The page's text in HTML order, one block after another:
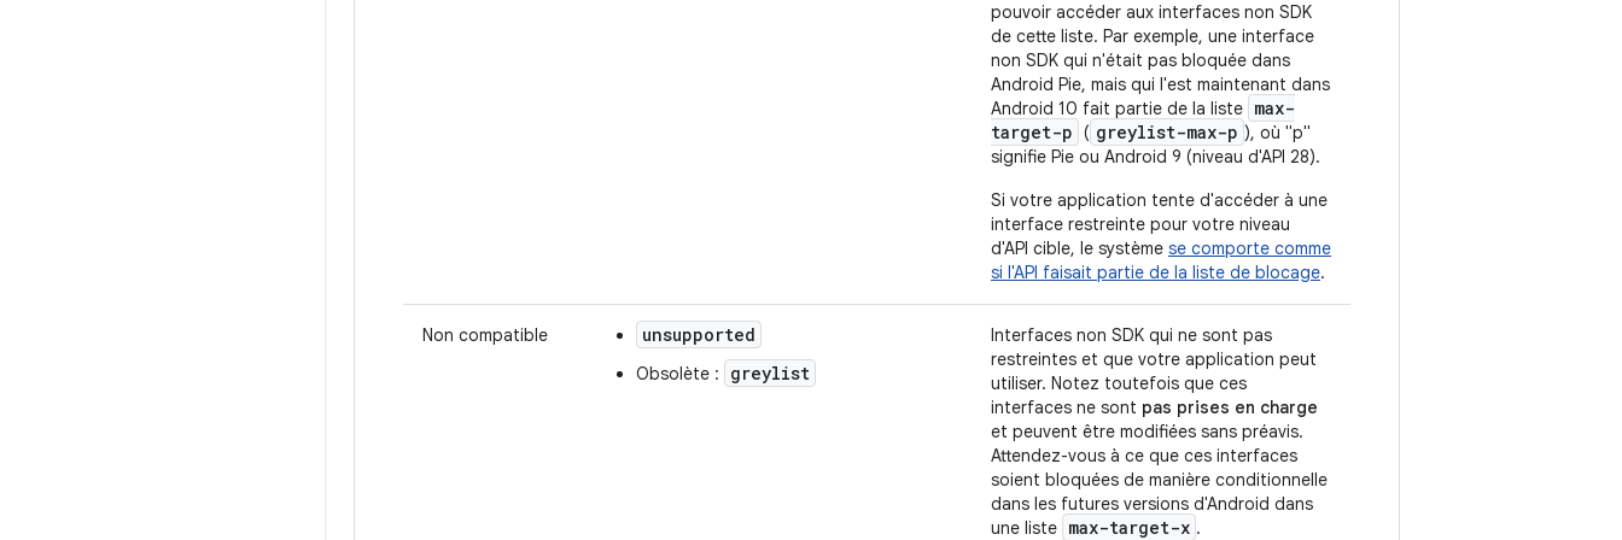
pouvoir accéder aux interfaces non SDK
de cette liste. Par exemple, une interface
non SDK qui n'était pas bloquée dans
Android Pie, mais qui l'est maintenant dans
Android 10 fait partie de la liste max-
target-p ( greylist-max-p ), où "p"
signifie Pie ou Android 9 (niveau d'API 28).
Si votre application tente d'accéder à une
interface restreinte pour votre niveau
d'API cible, le système se comporte comme
si l'API faisait partie de la liste de blocage.
Non compatible unsupported
Obsolète : greylist
Interfaces non SDK qui ne sont pas
restreintes et que votre application peut
utiliser. Notez toutefois que ces
interfaces ne sont pas prises en charge
et peuvent être modifiées sans préavis.
Attendez-vous à ce que ces interfaces
soient bloquées de manière conditionnelle
dans les futures versions d'Android dans
une liste max-target-x .